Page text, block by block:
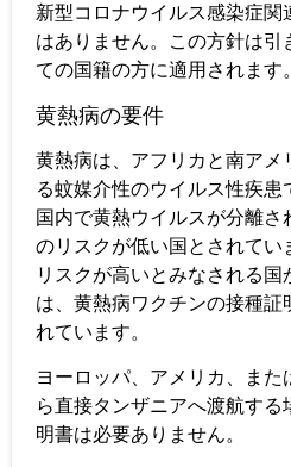
新型コロナウイルス感染症
はありません。この方針は
ての国籍の方に適用されます。
黄熱病の要件
黄熱病は、アフリカと南アメ
る蚊媒介性のウイルス性疾患
国内で黄熱ウイルスが分離
のリスクが低い国とされて​​
リスクが高いとみなされる
は、黄熱病ワクチンの接種証
れています。
ヨーロッパ、アメリカ、ま
ら直接タンザニアへ渡航す
明書は必要ありません。